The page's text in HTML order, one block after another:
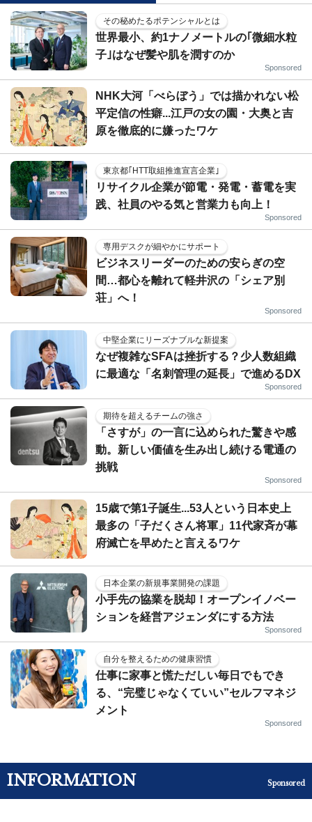
その秘めたるポテンシャルとは
世界最小、約1ナノメートルの｢微細水粒
子｣はなぜ髪や肌を潤すのか
Sponsored
NHK大河「べらぼう」では描かれない松
平定信の性癖...江戸の女の園・大奥と吉
原を徹底的に嫌ったワケ
東京都｢HTT取組推進宣言企業｣
リサイクル企業が節電・発電・蓄電を実
践、社員のやる気と営業力も向上！
Sponsored
専用デスクが細やかにサポート
ビジネスリーダーのための安らぎの空
間…都心を離れて軽井沢の「シェア別
荘」へ！
Sponsored
中堅企業にリーズナブルな新提案
なぜ複雑なSFAは挫折する？少人数組織
に最適な「名刺管理の延長」で進めるDX
Sponsored
期待を超えるチームの強さ
「さすが」の一言に込められた驚きや感
動。新しい価値を生み出し続ける電通の
挑戦
Sponsored
15歳で第1子誕生...53人という日本史上
最多の「子だくさん将軍」11代家斉が幕
府滅亡を早めたと言えるワケ
日本企業の新規事業開発の課題
小手先の協業を脱却！オープンイノベー
ションを経営アジェンダにする方法
Sponsored
自分を整えるための健康習慣
仕事に家事と慌ただしい毎日でもでき
る、“完璧じゃなくていい”セルフマネジ
メント
Sponsored
INFORMATION Sponsored